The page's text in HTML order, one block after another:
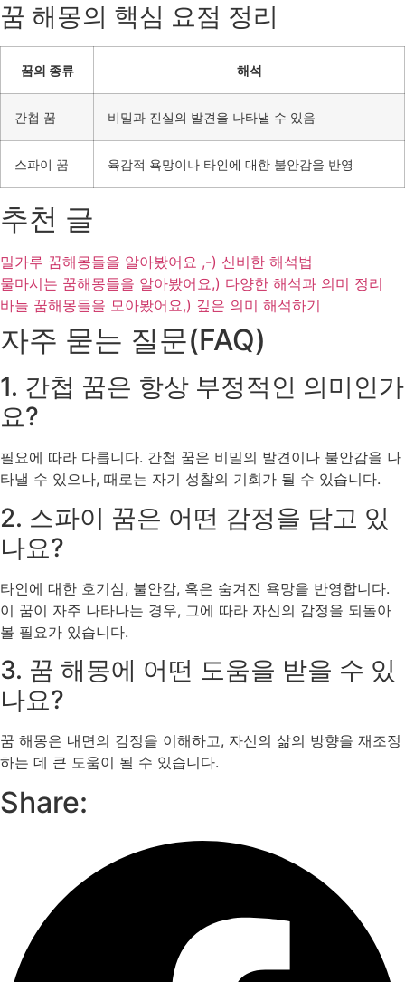
꿈 해몽의 핵심 요점 정리
꿈의 종류 해석
간첩 꿈 비밀과 진실의 발견을 나타낼 수 있음
스파이 꿈 육감적 욕망이나 타인에 대한 불안감을 반영
추천 글
밀가루 꿈해몽들을 알아봤어요 ,-) 신비한 해석법
물마시는 꿈해몽들을 알아봤어요,) 다양한 해석과 의미 정리
바늘 꿈해몽들을 모아봤어요,) 깊은 의미 해석하기
자주 묻는 질문(FAQ)
1. 간첩 꿈은 항상 부정적인 의미인가
요?
필요에 따라 다릅니다. 간첩 꿈은 비밀의 발견이나 불안감을 나
타낼 수 있으나, 때로는 자기 성찰의 기회가 될 수 있습니다.
2. 스파이 꿈은 어떤 감정을 담고 있
나요?
타인에 대한 호기심, 불안감, 혹은 숨겨진 욕망을 반영합니다.
이 꿈이 자주 나타나는 경우, 그에 따라 자신의 감정을 되돌아
볼 필요가 있습니다.
3. 꿈 해몽에 어떤 도움을 받을 수 있
나요?
꿈 해몽은 내면의 감정을 이해하고, 자신의 삶의 방향을 재조정
하는 데 큰 도움이 될 수 있습니다.
Share: